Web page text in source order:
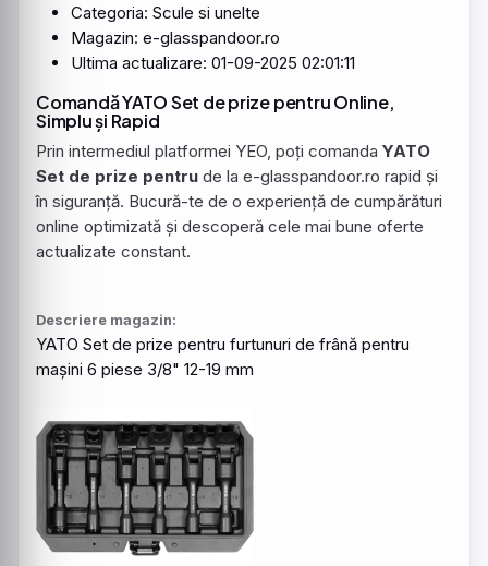
Categoria: Scule si unelte
Magazin: e-glasspandoor.ro
Ultima actualizare: 01-09-2025 02:01:11
Comandă YATO Set de prize pentru Online,
Simplu și Rapid
Prin intermediul platformei YEO, poți comanda YATO
Set de prize pentru de la e-glasspandoor.ro rapid și
în siguranță. Bucură-te de o experiență de cumpărături
online optimizată și descoperă cele mai bune oferte
actualizate constant.
Descriere magazin:
YATO Set de prize pentru furtunuri de frână pentru
mașini 6 piese 3/8" 12-19 mm